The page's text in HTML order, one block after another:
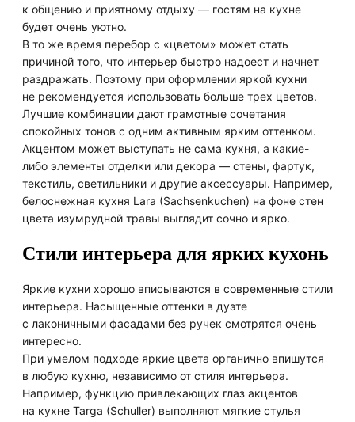
к общению и приятному отдыху — гостям на кухне
будет очень уютно.
В то же время перебор с «цветом» может стать
причиной того, что интерьер быстро надоест и начнет
раздражать. Поэтому при оформлении яркой кухни
не рекомендуется использовать больше трех цветов.
Лучшие комбинации дают грамотные сочетания
спокойных тонов с одним активным ярким оттенком.
Акцентом может выступать не сама кухня, а какие-
либо элементы отделки или декора — стены, фартук,
текстиль, светильники и другие аксессуары. Например,
белоснежная кухня Lara (Sachsenkuchen) на фоне стен
цвета изумрудной травы выглядит сочно и ярко.
Стили интерьера для ярких кухонь
Яркие кухни хорошо вписываются в современные стили
интерьера. Насыщенные оттенки в дуэте
с лаконичными фасадами без ручек смотрятся очень
интересно.
При умелом подходе яркие цвета органично впишутся
в любую кухню, независимо от стиля интерьера.
Например, функцию привлекающих глаз акцентов
на кухне Targa (Schuller) выполняют мягкие стулья